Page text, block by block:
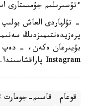
ءتۇسىرىلىم جۇمىستارى
- تۇلپاردى العاش
پرەزيدەنتىمىزدىڭ
بۇيىرعان ەكەن، - دەپ
Instagram پاراقشاسىندا.
قوعام قاسىم-جومارت